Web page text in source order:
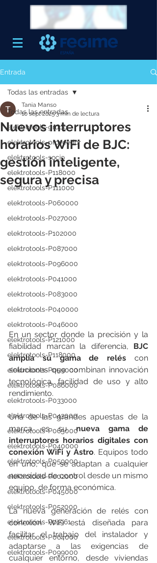
Entrada
Todas las entradas
elektrotools-grupo
elektrotools-proveedor
elektrotools-socio
elektrotools-P118000
elektrotools-P111000
elektrotools-P060000
elektrotools-P027000
elektrotools-P102000
elektrotools-P087000
elektrotools-P096000
elektrotools-P041000
elektrotools-P083000
elektrotools-P040000
elektrotools-P046000
elektrotools-P121000
elektrotools-P118000
elektrotools-P059000
elektrotools-P086000
elektrotools-P033000
elektrotools-P043000
elektrotools-P065000
elektrotools-P040000
elektrotools-P059000
elektrotools-P002000
elektrotools-P045000
elektrotools-P052000
elektrotools-P01961
elektrotools-P064000
elektrotools-P099000
Todas las entradas
Nuevos interruptores
horarios WiFi de BJC:
gestión inteligente,
segura y precisa
Tania Manso
10 sept 20253 min de lectura
En un sector donde la precisión y la
fiabilidad marcan la diferencia, BJC
amplía su gama de relés con
soluciones que combinan innovación
tecnológica, facilidad de uso y alto
rendimiento.
Una de las grandes apuestas de la
marca es su nueva gama de
interruptores horarios digitales con
conexión WiFi y Astro. Equipos todo
en uno, que se adaptan a cualquier
necesidad de control desde un mismo
equipo, de forma económica.
La nueva generación de relés con
conexión WiFi está diseñada para
facilitar el trabajo del instalador y
adaptarse a las exigencias de
cualquier entorno, desde viviendas